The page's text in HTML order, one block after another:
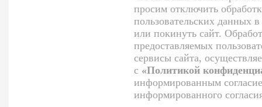
просим отключить
пользовательских данных
или покинуть сайт.
предоставляемых
сервисы сайта,
с «Политикой
информированным
информированного